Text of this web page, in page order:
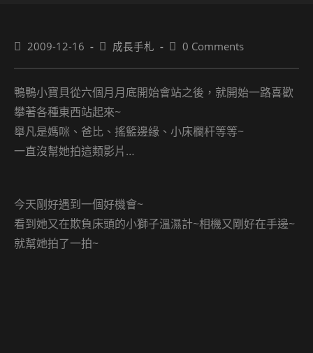
Post2009-12-16
Post成長手札
Post0 Comments
鴨鴨小寶貝從六個月月底開始會站之後，就開始一路喜歡
攀著各種東西站起來~
舉凡是媽咪、爸比、搖籃邊緣、小床欄杆等等~
一直沒幫她拍這類影片…
今天剛好遇到一個好機會~
看到她又在欺負床頭的小獅子溫濕計~相機又剛好在手邊~
就幫她拍了一拍~